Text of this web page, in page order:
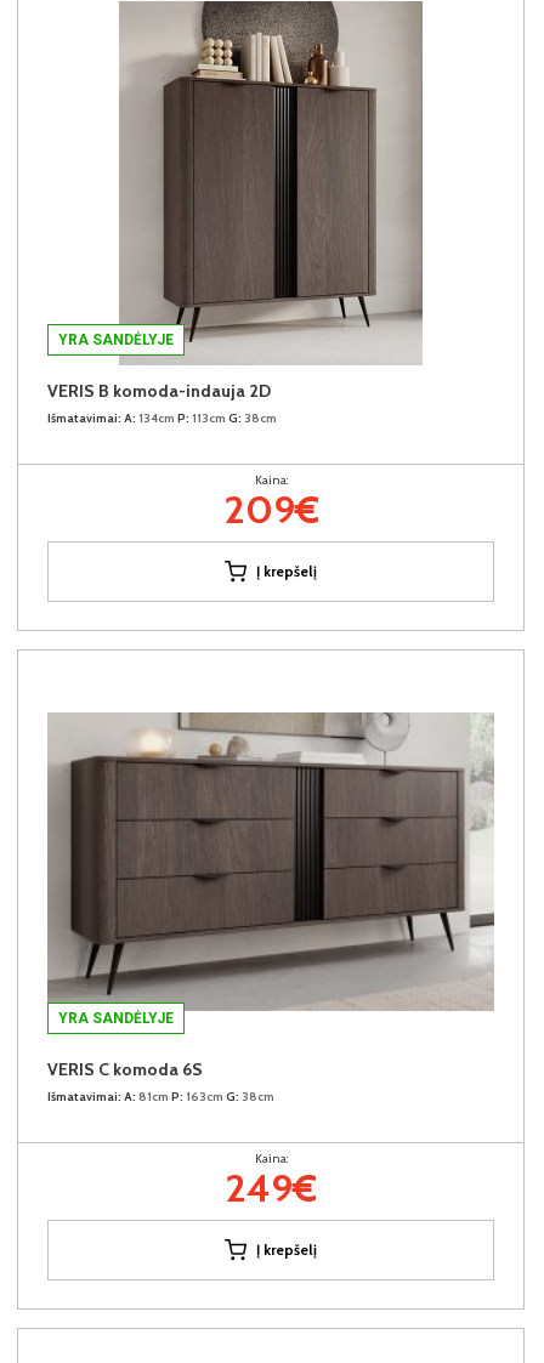
YRA SANDĖLYJE
VERIS B komoda-indauja 2D
Išmatavimai: A: 134cm P: 113cm G: 38cm
Kaina:
209€
Į krepšelį
YRA SANDĖLYJE
VERIS C komoda 6S
Išmatavimai: A: 81cm P: 163cm G: 38cm
Kaina:
249€
Į krepšelį